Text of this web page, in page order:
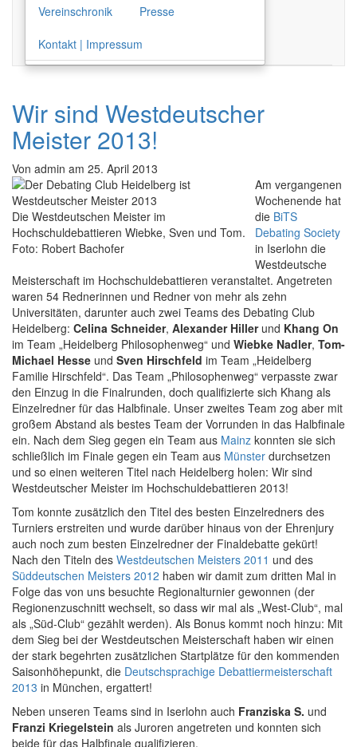
Vereinschronik Presse
Kontakt | Impressum
Wir sind Westdeutscher
Meister 2013!
Von admin am 25. April 2013
Die Westdeutschen Meister im
Hochschuldebattieren Wiebke, Sven und Tom.
Foto: Robert Bachofer
Am vergangenen
Wochenende hat
die BiTS
Debating Society
in Iserlohn die
Westdeutsche
Meisterschaft im Hochschuldebattieren veranstaltet. Angetreten
waren 54 Rednerinnen und Redner von mehr als zehn
Universitäten, darunter auch zwei Teams des Debating Club
Heidelberg: Celina Schneider, Alexander Hillerund Khang On
im Team „Heidelberg Philosophenweg“ und Wiebke Nadler, Tom-
Michael Hesse und Sven Hirschfeld im Team „Heidelberg
Familie Hirschfeld“. Das Team „Philosophenweg“ verpasste zwar
den Einzug in die Finalrunden, doch qualifizierte sich Khang als
Einzelredner für das Halbfinale. Unser zweites Team zog aber mit
großem Abstand als bestes Team der Vorrunden in das Halbfinale
ein. Nach dem Sieg gegen ein Team aus Mainz konnten sie sich
schließlich im Finale gegen ein Team aus Münster durchsetzen
und so einen weiteren Titel nach Heidelberg holen: Wir sind
Westdeutscher Meister im Hochschuldebattieren 2013!
Tom konnte zusätzlich den Titel des besten Einzelredners des
Turniers erstreiten und wurde darüber hinaus von der Ehrenjury
auch noch zum besten Einzelredner der Finaldebatte gekürt!
Nach den Titeln des Westdeutschen Meisters 2011 und des
Süddeutschen Meisters 2012 haben wir damit zum dritten Mal in
Folge das von uns besuchte Regionalturnier gewonnen (der
Regionenzuschnitt wechselt, so dass wir mal als „West-Club“, mal
als „Süd-Club“ gezählt werden). Als Bonus kommt noch hinzu: Mit
dem Sieg bei der Westdeutschen Meisterschaft haben wir einen
der stark begehrten zusätzlichen Startplätze für den kommenden
Saisonhöhepunkt, die Deutschsprachige Debattiermeisterschaft
2013 in München, ergattert!
Neben unseren Teams sind in Iserlohn auch Franziska S. und
Franzi Kriegelstein als Juroren angetreten und konnten sich
beide für das Halbfinale qualifizieren.